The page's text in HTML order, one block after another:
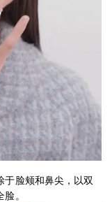
于脸颊和鼻尖，以双
。